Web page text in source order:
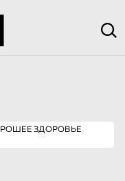
ЗДОРОВЬЕ